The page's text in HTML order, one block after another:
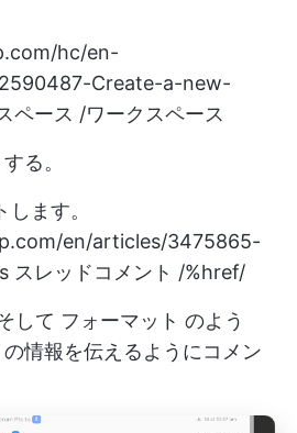
hc/en-
Create-a-new-
ペース /ワークスペース
る。
ます。
en/articles/3475865-
スレッドコメント /%href/
して フォーマット のよう
情報を伝えるようにコメン